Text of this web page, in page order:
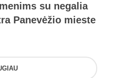
su negalia
Panevėžio mieste